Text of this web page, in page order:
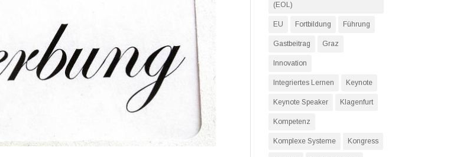
(EOL)
EU Fortbildung Führung
Gastbeitrag Graz
Innovation
Integriertes Lernen Keynote
Keynote Speaker Klagenfurt
Kompetenz
Komplexe Systeme Kongress